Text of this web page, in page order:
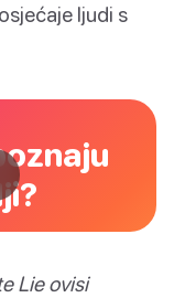
ljudi s
Lie ovisi